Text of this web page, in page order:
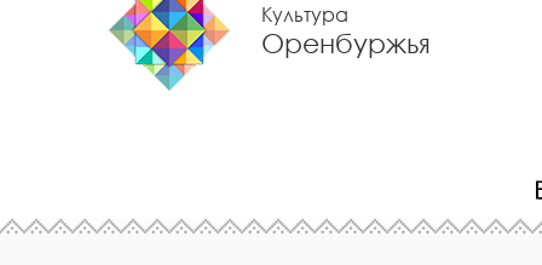
Культура
Оренбуржья